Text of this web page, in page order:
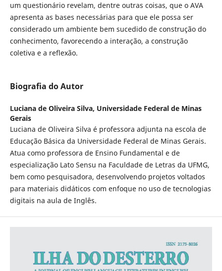
um questionário revelam, dentre outras coisas, que o AVA
apresenta as bases necessárias para que ele possa ser
considerado um ambiente bem sucedido de construção do
conhecimento, favorecendo a interação, a construção
coletiva e a reflexão.
Biografia do Autor
Luciana de Oliveira Silva, Universidade Federal de Minas
Gerais
Luciana de Oliveira Silva é professora adjunta na escola de
Educação Básica da Universidade Federal de Minas Gerais.
Atua como professora de Ensino Fundamental e de
especialização Lato Sensu na Faculdade de Letras da UFMG,
bem como pesquisadora, desenvolvendo projetos voltados
para materiais didáticos com enfoque no uso de tecnologias
digitais na aula de Inglês.